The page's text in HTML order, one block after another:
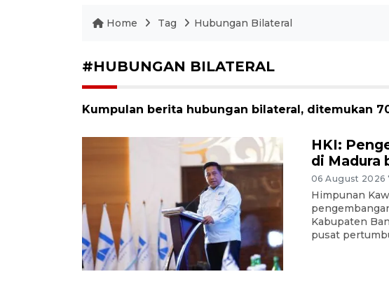
Home Tag Hubungan Bilateral
#HUBUNGAN BILATERAL
Kumpulan berita hubungan bilateral, ditemukan
HKI:
di Madura
06 August 2026
Himpunan
Kabupaten
pusat